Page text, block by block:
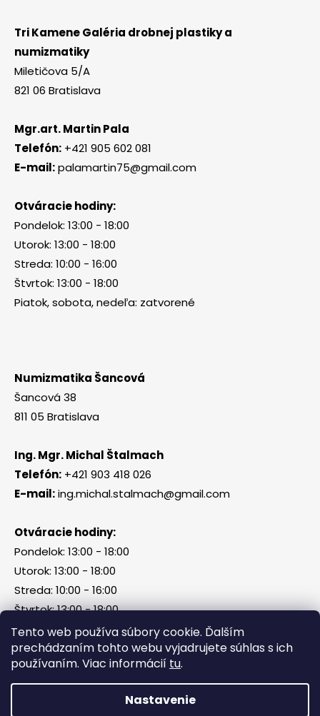
Tento web používa súbory cookie. Ďalším
prechádzaním tohto webu vyjadrujete súhlas s ich
používaním. Viac informácií tu.
Nastavenie
Tri Kamene Galéria drobnej plastiky a
numizmatiky
Miletičova 5/A
821 06 Bratislava
Mgr.art. Martin Pala
Telefón: +421 905 602 081
E-mail:palamartin75@gmail.com
Otváracie hodiny:
Pondelok: 13:00 - 18:00
Utorok: 13:00 - 18:00
Streda: 10:00 - 16:00
Štvrtok: 13:00 - 18:00
Piatok, sobota, nedeľa: zatvorené
Numizmatika Šancová
Šancová 38
811 05 Bratislava
Ing. Mgr. Michal Štalmach
Telefón: +421 903 418 026
E-mail:ing.michal.stalmach@gmail.com
Otváracie hodiny:
Pondelok: 13:00 - 18:00
Utorok: 13:00 - 18:00
Streda: 10:00 - 16:00
Štvrtok: 13:00 - 18:00
Piatok, sobota, nedeľa: zatvorené
Vytvoril Shoptet